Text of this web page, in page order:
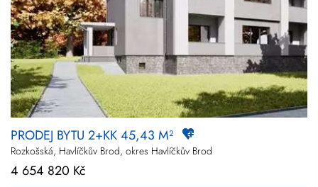
PRODEJ BYTU 2+KK 45,43 M²
Rozkošská, Havlíčkův Brod, okres Havlíčkův Brod
4 654 820 Kč